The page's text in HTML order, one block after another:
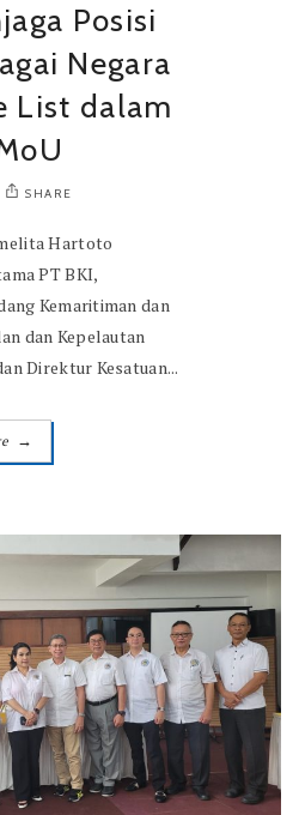
Posisi
Negara
List dalam
SHARE
Hartoto
PT BKI,
Kemaritiman dan
dan Kepelautan
Direktur Kesatuan...
→